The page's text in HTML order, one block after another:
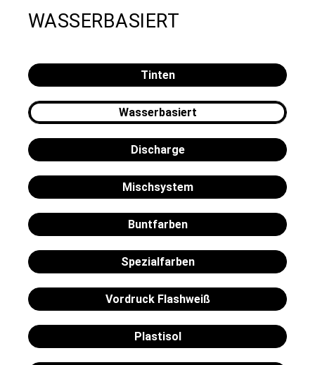
WASSERBASIERT
Tinten
Wasserbasiert
Discharge
Mischsystem
Buntfarben
Spezialfarben
Vordruck Flashweiß
Plastisol